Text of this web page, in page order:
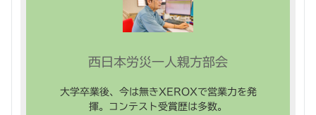
西日本労災一人親方部会
大学卒業後、今は無きXEROXで営業力を発
揮。コンテスト受賞歴は多数。